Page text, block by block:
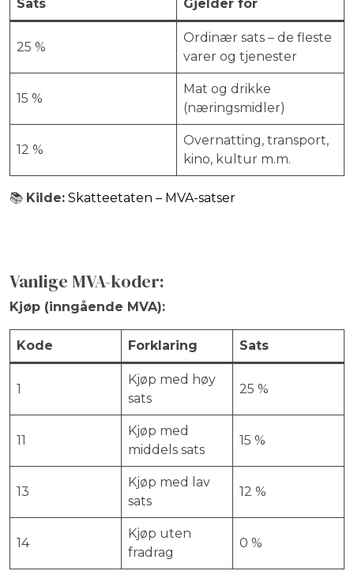
Sats Gjelder for
25 %
Ordinær sats – de fleste
varer og tjenester
15 %
Mat og drikke
(næringsmidler)
12 %
Overnatting, transport,
kino, kultur m.m.
📚 Kilde: Skatteetaten – MVA-satser
Vanlige MVA-koder:
Kjøp (inngående MVA):
Kode Forklaring Sats
1
Kjøp med høy
sats
25 %
11
Kjøp med
middels sats
15 %
13
Kjøp med lav
sats
12 %
14
Kjøp uten
fradrag
0 %